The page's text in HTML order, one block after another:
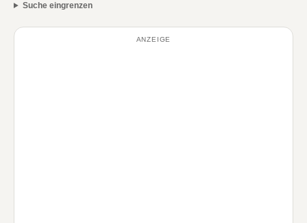
Suche eingrenzen
ANZEIGE